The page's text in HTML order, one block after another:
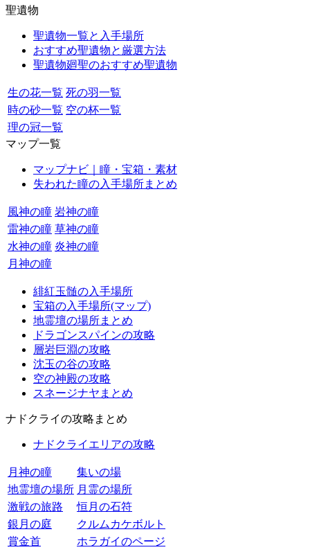
聖遺物
聖遺物一覧と入手場所
おすすめ聖遺物と厳選方法
聖遺物廻聖のおすすめ聖遺物
生の花一覧 死の羽一覧
時の砂一覧 空の杯一覧
理の冠一覧
マップ一覧
マップナビ｜瞳・宝箱・素材
失われた瞳の入手場所まとめ
風神の瞳 岩神の瞳
雷神の瞳 草神の瞳
水神の瞳 炎神の瞳
月神の瞳
緋紅玉髄の入手場所
宝箱の入手場所(マップ)
地霊壇の場所まとめ
ドラゴンスパインの攻略
層岩巨淵の攻略
沈玉の谷の攻略
空の神殿の攻略
スネージナヤまとめ
ナドクライの攻略まとめ
ナドクライエリアの攻略
月神の瞳
集いの場
地霊壇の場所 月霊の場所
激戦の旅路
恒月の石符
銀月の庭
クルムカケボルト
賞金首
ホラガイのページ